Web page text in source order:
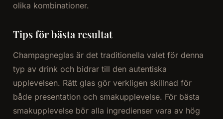
olika kombinationer.
Tips för bästa resultat
Champagneglas är det traditionella valet för denna
typ av drink och bidrar till den autentiska
upplevelsen. Rätt glas gör verkligen skillnad för
både presentation och smakupplevelse. För bästa
smakupplevelse bör alla ingredienser vara av hög